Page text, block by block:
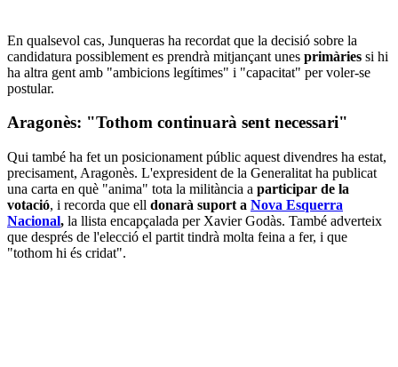
En qualsevol cas, Junqueras ha recordat que la decisió sobre la
candidatura possiblement es prendrà mitjançant unes primàries si hi
ha altra gent amb "ambicions legítimes" i "capacitat" per voler-se
postular.
Aragonès: "Tothom continuarà sent necessari"
Qui també ha fet un posicionament públic aquest divendres ha estat,
precisament, Aragonès. L'expresident de la Generalitat ha publicat
una carta en què "anima" tota la militància a participar de la
votació, i recorda que ell donarà suport a Nova Esquerra
Nacional, la llista encapçalada per Xavier Godàs. També adverteix
que després de l'elecció el partit tindrà molta feina a fer, i que
"tothom hi és cridat".